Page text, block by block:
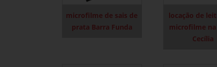
microfilme de sais de
prata Barra Funda
locação de
microfilme na
Cecília